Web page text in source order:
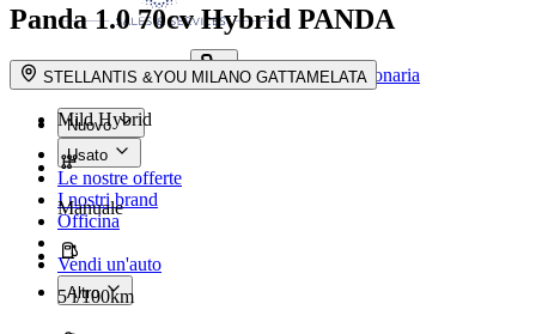
search button - icon Trova la concessionaria
Nuovo
Usato
Le nostre offerte
I nostri brand
Officina
Vendi un'auto
Altro
Panda1.0 70cv Hybrid PANDA
STELLANTIS &YOU MILANO GATTAMELATA
Mild Hybrid
Manuale
5 l/100km